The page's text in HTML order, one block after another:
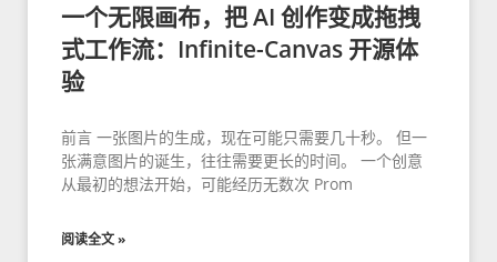
一个无限画布，把 AI 创作变成拖拽
式工作流：Infinite-Canvas 开源体
验
前言 一张图片的生成，现在可能只需要几十秒。 但一
张满意图片的诞生，往往需要更长的时间。 一个创意
从最初的想法开始，可能经历无数次 Prom
阅读全文 »